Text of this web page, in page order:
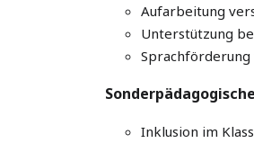
Aufarbeitung
Unterstützung
Inklusion im